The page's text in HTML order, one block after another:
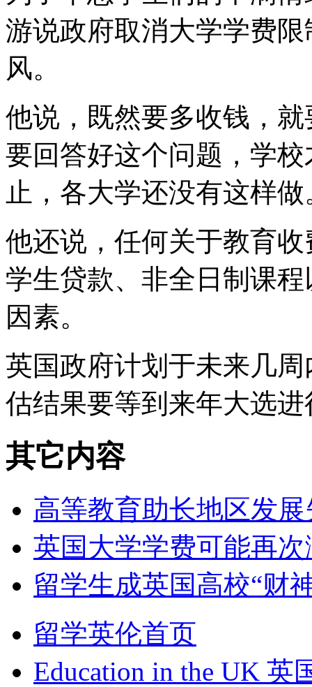
游说政府取消大学学费
风。
他说，既然要多收钱，
要回答好这个问题，学
止，各大学还没有这样做
他还说，任何关于教育
学生贷款、非全日制课
因素。
英国政府计划于未来几
估结果要等到来年大选
其它内容
高等教育助长地区发展
英国大学学费可能再次
留学生成英国高校“财
留学英伦首页
Education in the UK 英